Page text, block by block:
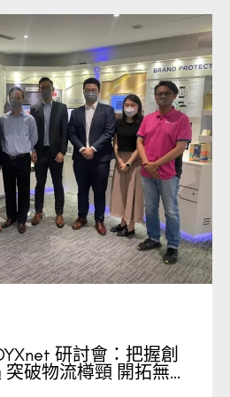
研討會：把握創
破物流樽頸 開拓無…